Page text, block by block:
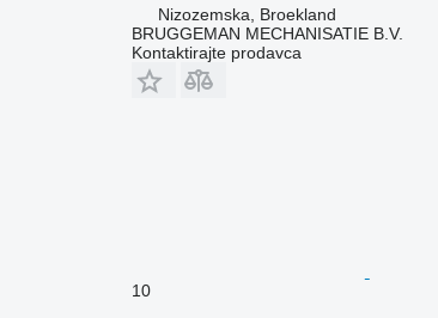
Nizozemska, Broekland
BRUGGEMAN MECHANISATIE B.V.
Kontaktirajte prodavca
10